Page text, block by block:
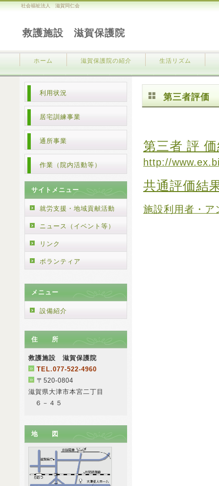
社会福祉法人 滋賀同仁会
救護施設 滋賀保護院
ホーム 滋賀保護院の紹介 生活リズム
第三者評価
第三者 評
http://
共通評価結
施設利用者・ア
利用状況
居宅訓練事業
通所事業
作業（院内活動等）
サイトメニュー
就労支援・地域貢献活動
ニュース（イベント等）
リンク
ボランティア
メニュー
設備紹介
住 所
救護施設 滋賀保護院
TEL.077-522-4960
〒520-0804
滋賀県大津市本宮二丁目
６－４５
地 図